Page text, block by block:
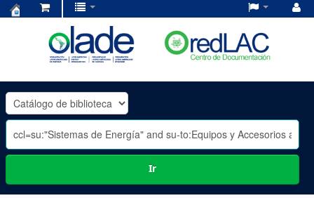
OLADE
-
Ir